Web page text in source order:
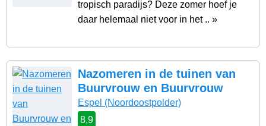
tropisch paradijs? Deze zomer hoef je
daar helemaal niet voor in het .. »
Nazomeren in de tuinen van
Buurvrouw en Buurvrouw
Espel (Noordoostpolder)
8,9